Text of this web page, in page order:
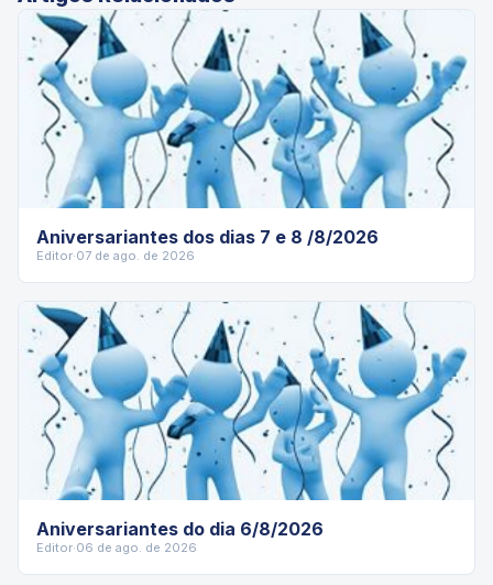
Aniversariantes dos dias 7 e 8 /8/2026
Editor·07 de ago. de 2026
Aniversariantes do dia 6/8/2026
Editor·06 de ago. de 2026